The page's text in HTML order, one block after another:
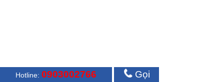
Hotline: 0903002766 Gọi